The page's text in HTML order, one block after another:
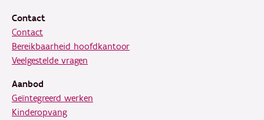
Contact
Contact
Bereikbaarheid hoofdkantoor
Veelgestelde vragen
Aanbod
Geïntegreerd werken
Kinderopvang